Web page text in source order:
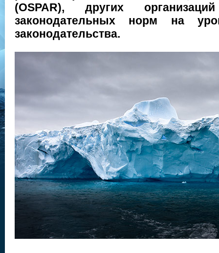
(OSPAR), других
законодательных норм на
законодательства.